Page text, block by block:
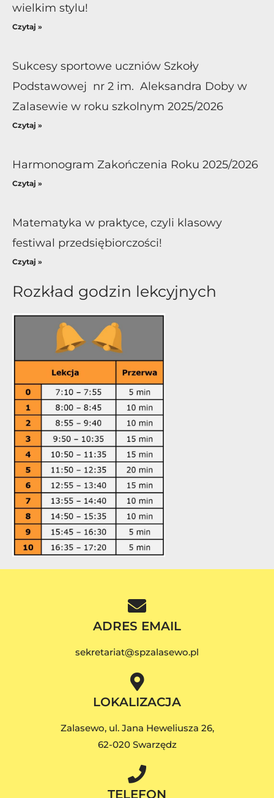
wielkim stylu!
Czytaj »
Sukcesy sportowe uczniów Szkoły
Podstawowej nr 2 im. Aleksandra Doby w
Zalasewie w roku szkolnym 2025/2026
Czytaj »
Harmonogram Zakończenia Roku 2025/2026
Czytaj »
Matematyka w praktyce, czyli klasowy
festiwal przedsiębiorczości!
Czytaj »
Rozkład godzin lekcyjnych
ADRES EMAIL
sekretariat@spzalasewo.pl
LOKALIZACJA
Zalasewo, ul. Jana Heweliusza 26,
62-020 Swarzędz
TELEFON